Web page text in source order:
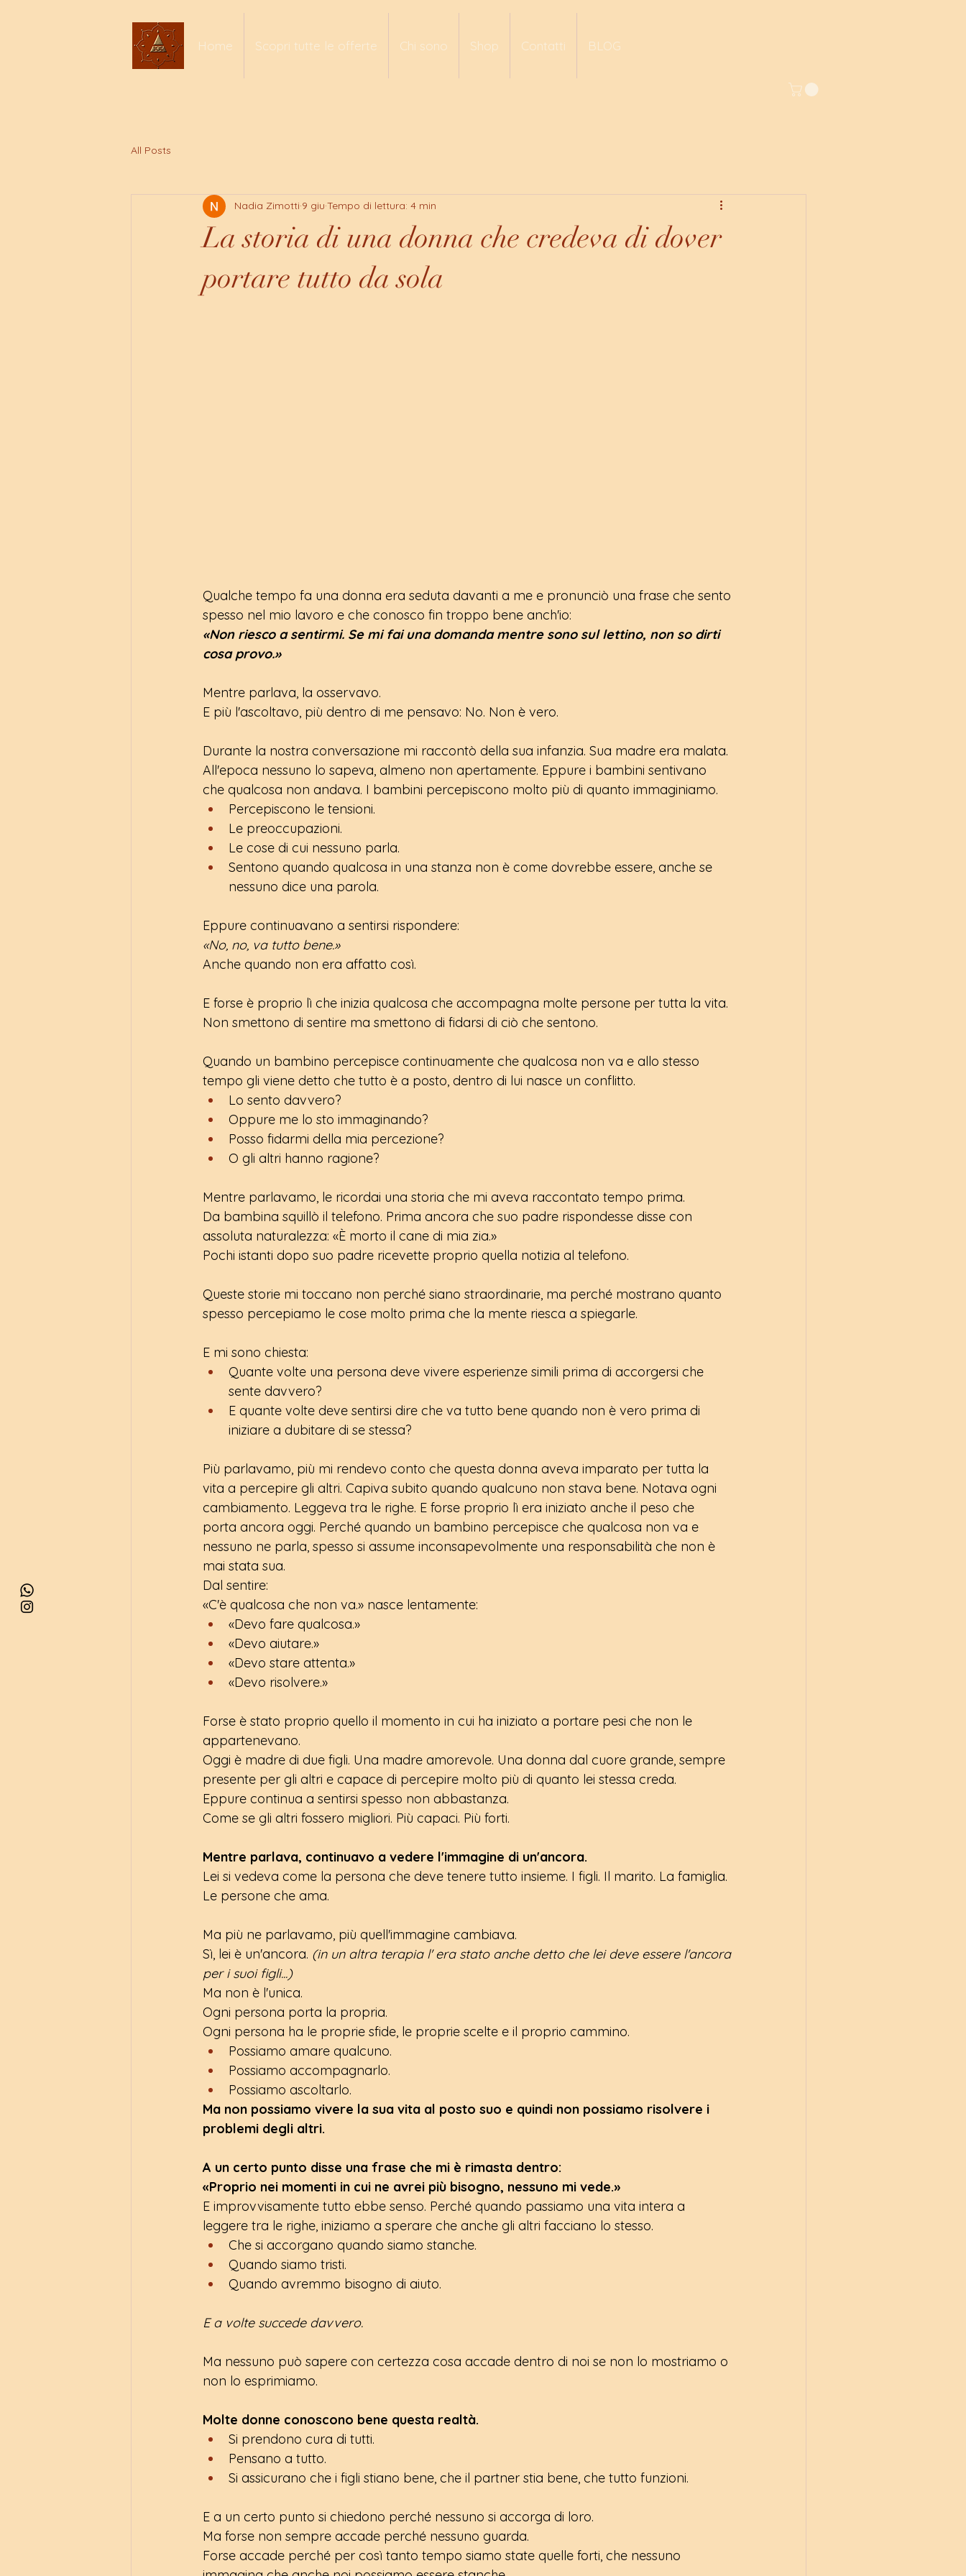
Home Scopri tutte le offerte Chi sono Shop Contatti BLOG
All Posts
La storia di una donna che credeva di dover
portare tutto da sola
Nadia Zimotti 9 giu Tempo di lettura: 4 min
Qualche tempo fa una donna era seduta davanti a me e pronunciò una frase che sento
spesso nel mio lavoro e che conosco fin troppo bene anch'io:
«Non riesco a sentirmi. Se mi fai una domanda mentre sono sul lettino, non so dirti
cosa provo.»
Mentre parlava, la osservavo.
E più l'ascoltavo, più dentro di me pensavo: No. Non è vero.
Durante la nostra conversazione mi raccontò della sua infanzia. Sua madre era malata.
All'epoca nessuno lo sapeva, almeno non apertamente. Eppure i bambini sentivano
che qualcosa non andava. I bambini percepiscono molto più di quanto immaginiamo.
Percepiscono le tensioni.
Le preoccupazioni.
Le cose di cui nessuno parla.
Sentono quando qualcosa in una stanza non è come dovrebbe essere, anche se
nessuno dice una parola.
Eppure continuavano a sentirsi rispondere:
«No, no, va tutto bene.»
Anche quando non era affatto così.
E forse è proprio lì che inizia qualcosa che accompagna molte persone per tutta la vita.
Non smettono di sentire ma smettono di fidarsi di ciò che sentono.
Quando un bambino percepisce continuamente che qualcosa non va e allo stesso
tempo gli viene detto che tutto è a posto, dentro di lui nasce un conflitto.
Lo sento davvero?
Oppure me lo sto immaginando?
Posso fidarmi della mia percezione?
O gli altri hanno ragione?
Mentre parlavamo, le ricordai una storia che mi aveva raccontato tempo prima.
Da bambina squillò il telefono. Prima ancora che suo padre rispondesse disse con
assoluta naturalezza: «È morto il cane di mia zia.»
Pochi istanti dopo suo padre ricevette proprio quella notizia al telefono.
Queste storie mi toccano non perché siano straordinarie, ma perché mostrano quanto
spesso percepiamo le cose molto prima che la mente riesca a spiegarle.
E mi sono chiesta:
Quante volte una persona deve vivere esperienze simili prima di accorgersi che
sente davvero?
E quante volte deve sentirsi dire che va tutto bene quando non è vero prima di
iniziare a dubitare di se stessa?
Più parlavamo, più mi rendevo conto che questa donna aveva imparato per tutta la
vita a percepire gli altri. Capiva subito quando qualcuno non stava bene. Notava ogni
cambiamento. Leggeva tra le righe. E forse proprio lì era iniziato anche il peso che
porta ancora oggi. Perché quando un bambino percepisce che qualcosa non va e
nessuno ne parla, spesso si assume inconsapevolmente una responsabilità che non è
mai stata sua.
Dal sentire:
«C'è qualcosa che non va.» nasce lentamente:
«Devo fare qualcosa.»
«Devo aiutare.»
«Devo stare attenta.»
«Devo risolvere.»
Forse è stato proprio quello il momento in cui ha iniziato a portare pesi che non le
appartenevano.
Oggi è madre di due figli. Una madre amorevole. Una donna dal cuore grande, sempre
presente per gli altri e capace di percepire molto più di quanto lei stessa creda.
Eppure continua a sentirsi spesso non abbastanza.
Come se gli altri fossero migliori. Più capaci. Più forti.
Mentre parlava, continuavo a vedere l'immagine di un'ancora.
Lei si vedeva come la persona che deve tenere tutto insieme. I figli. Il marito. La famiglia.
Le persone che ama.
Ma più ne parlavamo, più quell'immagine cambiava.
Sì, lei è un'ancora. (in un altra terapia l' era stato anche detto che lei deve essere l'ancora
per i suoi figli...)
Ma non è l'unica.
Ogni persona porta la propria.
Ogni persona ha le proprie sfide, le proprie scelte e il proprio cammino.
Possiamo amare qualcuno.
Possiamo accompagnarlo.
Possiamo ascoltarlo.
Ma non possiamo vivere la sua vita al posto suo e quindi non possiamo risolvere i
problemi degli altri.
A un certo punto disse una frase che mi è rimasta dentro:
«Proprio nei momenti in cui ne avrei più bisogno, nessuno mi vede.»
E improvvisamente tutto ebbe senso. Perché quando passiamo una vita intera a
leggere tra le righe, iniziamo a sperare che anche gli altri facciano lo stesso.
Che si accorgano quando siamo stanche.
Quando siamo tristi.
Quando avremmo bisogno di aiuto.
E a volte succede davvero.
Ma nessuno può sapere con certezza cosa accade dentro di noi se non lo mostriamo o
non lo esprimiamo.
Molte donne conoscono bene questa realtà.
Si prendono cura di tutti.
Pensano a tutto.
Si assicurano che i figli stiano bene, che il partner stia bene, che tutto funzioni.
E a un certo punto si chiedono perché nessuno si accorga di loro.
Ma forse non sempre accade perché nessuno guarda.
Forse accade perché per così tanto tempo siamo state quelle forti, che nessuno